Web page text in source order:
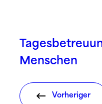
Menschen
Vorheriger